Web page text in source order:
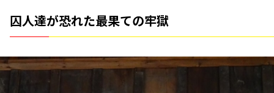
囚人達が恐れた最果ての牢獄